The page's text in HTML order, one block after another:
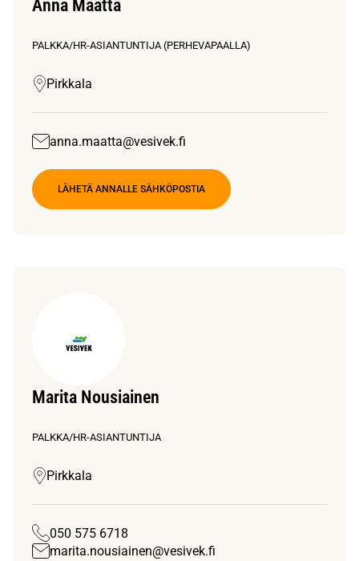
Anna Määttä
PALKKA/HR-ASIANTUNTIJA (PERHEVAPAALLA)
Pirkkala
anna.maatta@vesivek.fi
LÄHETÄ ANNALLE SÄHKÖPOSTIA
Marita Nousiainen
PALKKA/HR-ASIANTUNTIJA
Pirkkala
050 575 6718
marita.nousiainen@vesivek.fi